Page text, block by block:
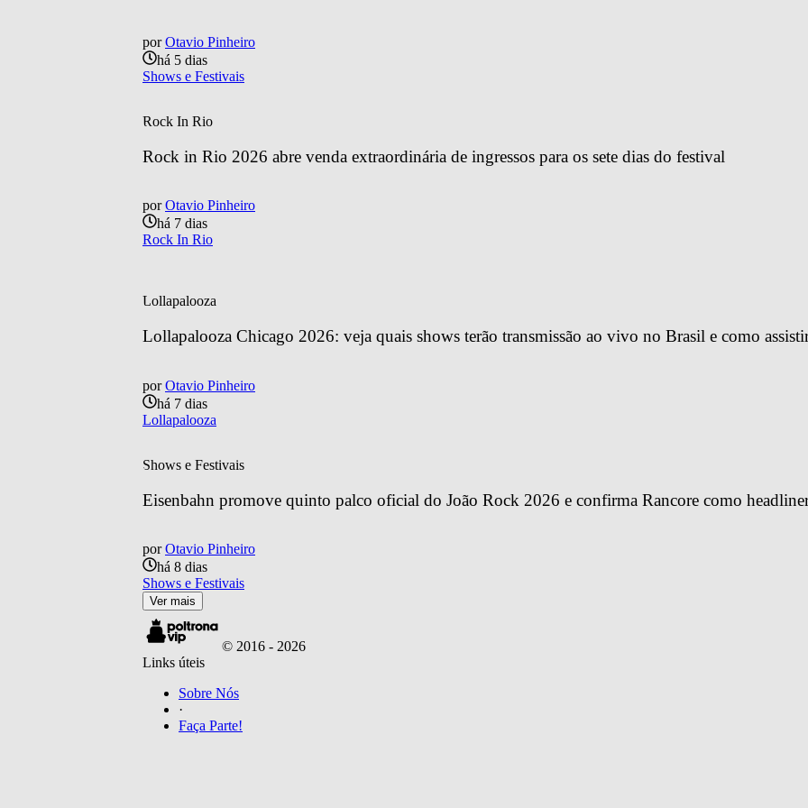
por Otavio Pinheiro
há 5 dias
Shows e Festivais
Rock In Rio
Rock in Rio 2026 abre venda extraordinária de ingressos para os sete dias do festival
por Otavio Pinheiro
há 7 dias
Rock In Rio
Lollapalooza
Lollapalooza Chicago 2026: veja quais shows terão transmissão ao vivo no Brasil e como
por Otavio Pinheiro
há 7 dias
Lollapalooza
Shows e Festivais
Eisenbahn promove quinto palco oficial do João Rock 2026 e confirma Rancore como
por Otavio Pinheiro
há 8 dias
Shows e Festivais
Ver mais
© 2016 - 2026
Links úteis
Sobre Nós
·
Faça Parte!